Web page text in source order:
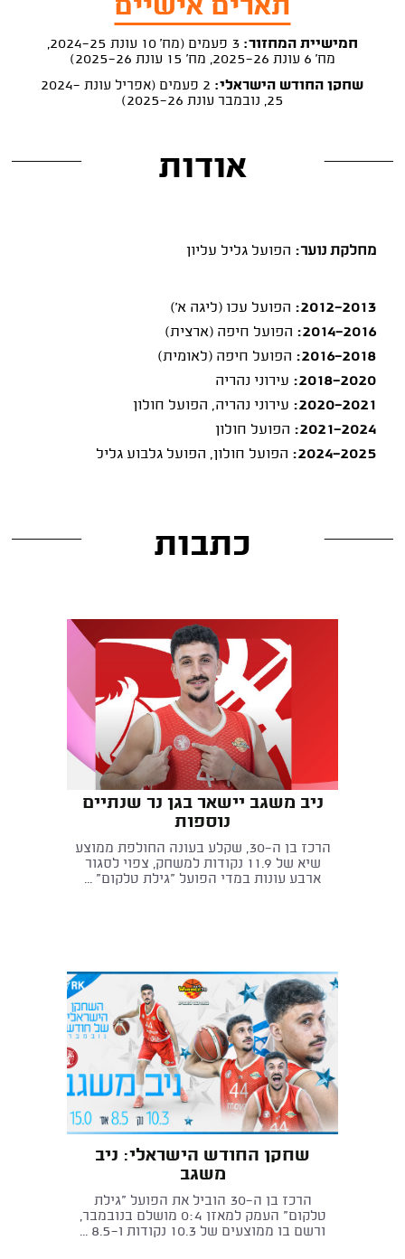
תארים אישיים
חמישיית המחזור:
3 פעמים (מח' 10 עונת 2024-25,
מח' 6 עונת 2025-26, מח' 15 עונת 2025-26)
שחקן החודש הישראלי:
2 פעמים (אפריל עונת 2024-
25, נובמבר עונת 2025-26)
אודות
מחלקת נוער: הפועל גליל עליון
2012-2013:
הפועל עכו (ליגה א')
2014-2016:
הפועל חיפה (ארצית)
2016-2018:
הפועל חיפה (לאומית)
2018-2020:
עירוני נהריה
2020-2021:
עירוני נהריה, הפועל חולון
2021-2024:
הפועל חולון
2024-2025:
הפועל חולון, הפועל גלבוע גליל
כתבות
ניב משגב יישאר בגן נר שנתיים
נוספות
הרכז בן ה־30, שקלע בעונה החולפת ממוצע
שיא של 11.9 נקודות למשחק, צפוי לסגור
ארבע עונות במדי הפועל "גילת טלקום" ...
שחקן החודש הישראלי: ניב
משגב
הרכז בן ה־30 הוביל את הפועל "גילת
טלקום" העמק למאזן 0:4 מושלם בנובמבר,
ורשם בו ממוצעים של 10.3 נקודות ו־8.5 ...